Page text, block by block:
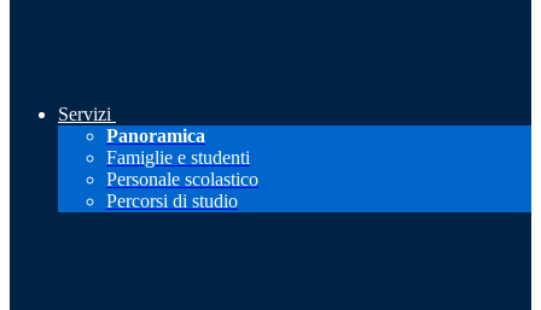
Servizi
Panoramica
Famiglie e studenti
Personale scolastico
Percorsi di studio